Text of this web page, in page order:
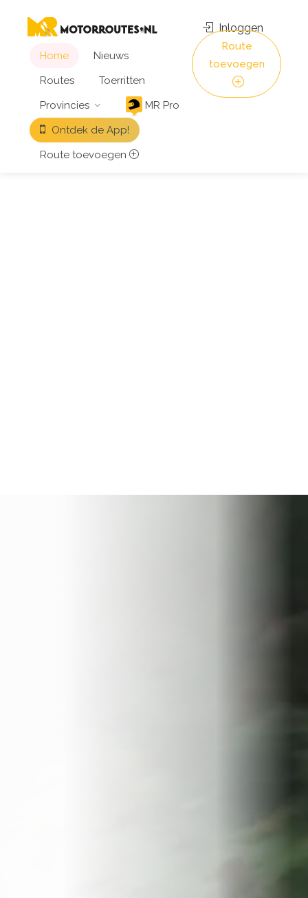
Home
Nieuws
Routes
Toerritten
Provincies
MR Pro
Ontdek de App!
Route toevoegen
Inloggen
Route
toevoegen